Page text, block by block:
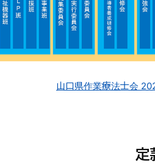
山口県作業療法士会
定